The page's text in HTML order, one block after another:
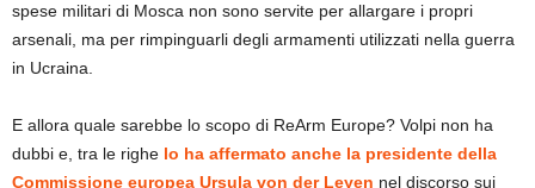
spese militari di Mosca non sono servite per allargare i propri
arsenali, ma per rimpinguarli degli armamenti utilizzati nella guerra
in Ucraina.
E allora quale sarebbe lo scopo di ReArm Europe? Volpi non ha
dubbi e, tra le righe lo ha affermato anche la presidente della
Commissione europea Ursula von der Leyen nel discorso sui